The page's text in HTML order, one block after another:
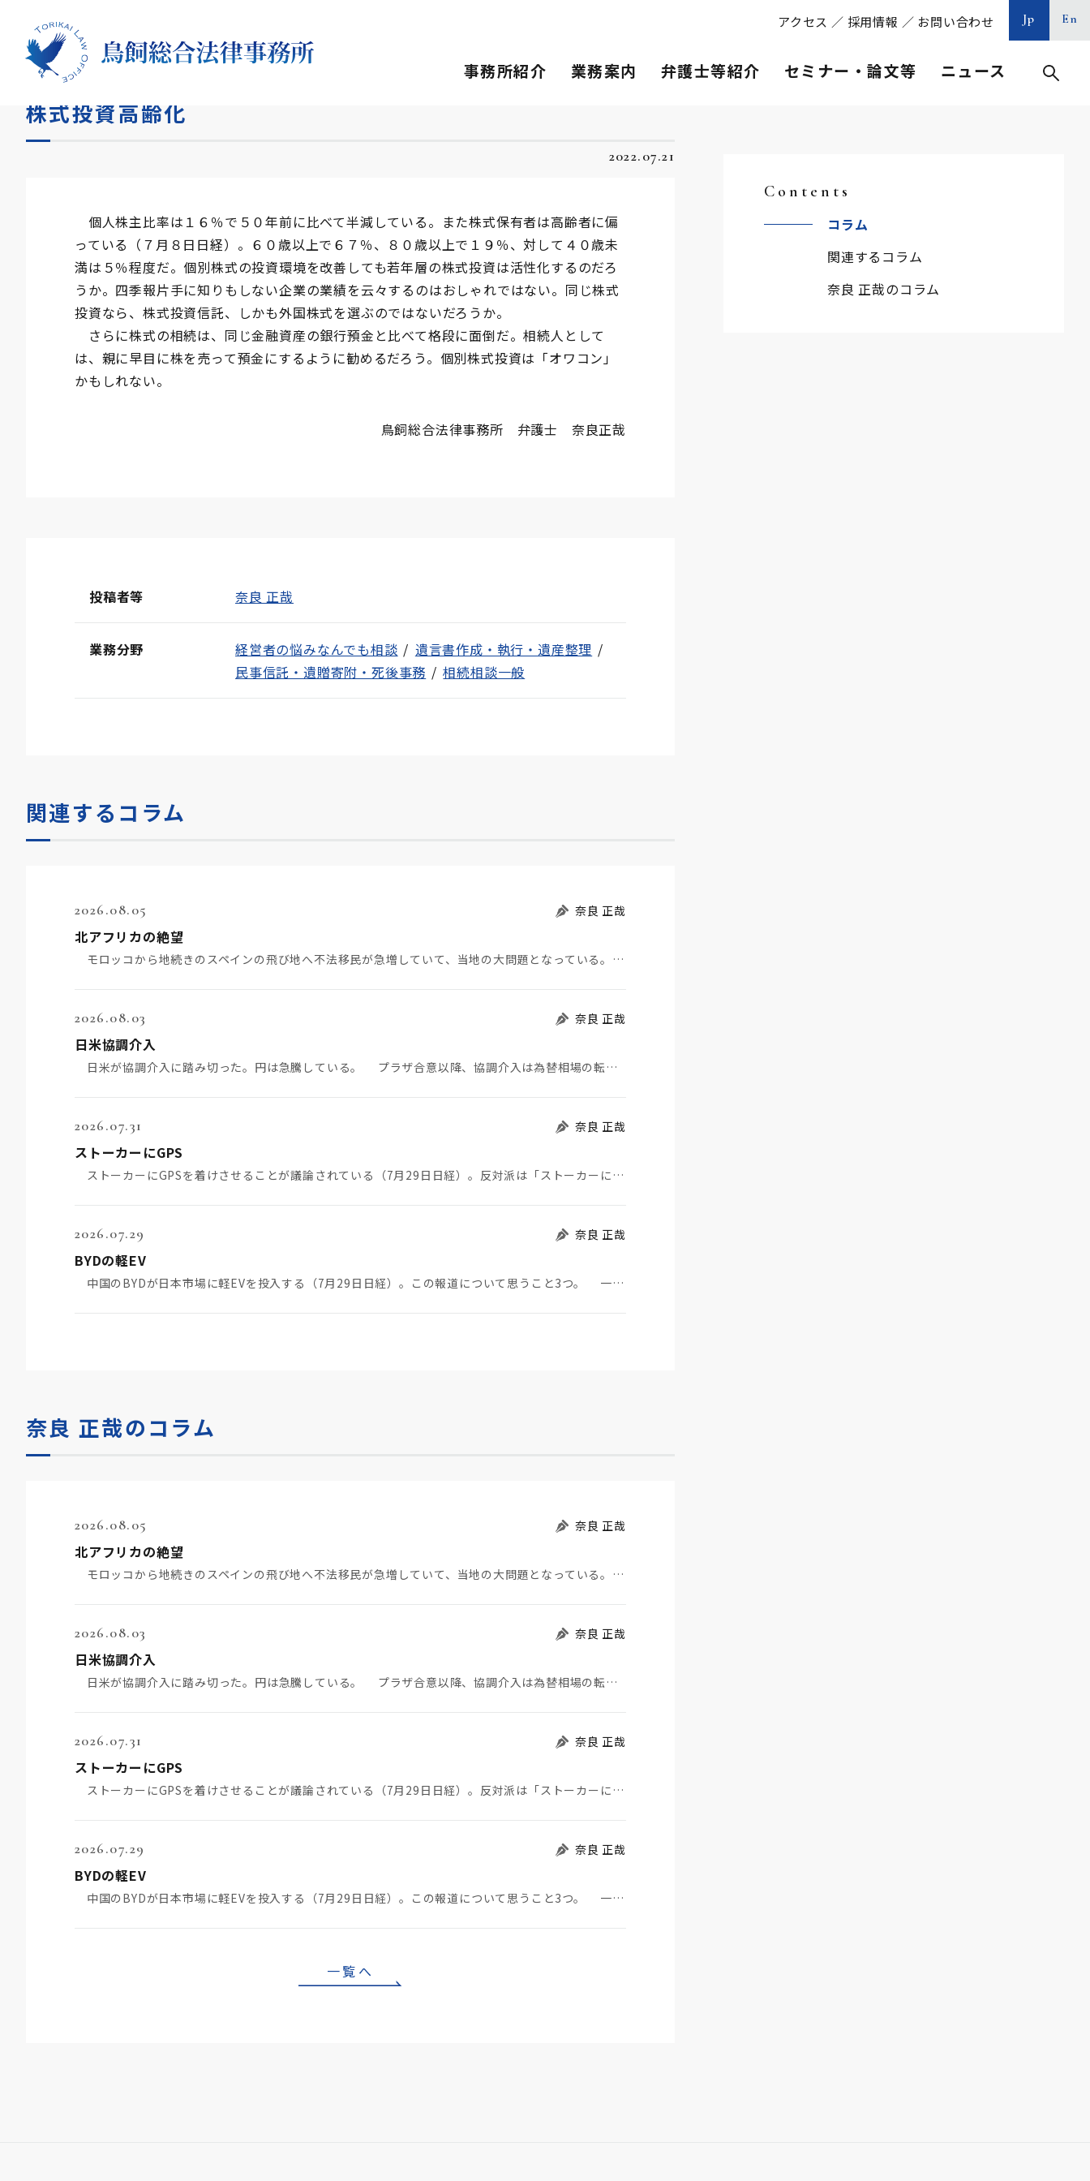
アクセス ／ 採用情報 ／ お問い合わせ Jp En
事務所紹介 業務案内 弁護士等紹介 セミナー・論文等 ニュース
HOME
株式投資高齢化
2022.07.21
個人株主比率は１６％で５０年前に比べて半減している。また株式保有者は高齢者に偏
っている（７月８日日経）。６０歳以上で６７％、８０歳以上で１９％、対して４０歳未
満は５％程度だ。個別株式の投資環境を改善しても若年層の株式投資は活性化するのだろ
うか。四季報片手に知りもしない企業の業績を云々するのはおしゃれではない。同じ株式
投資なら、株式投資信託、しかも外国株式を選ぶのではないだろうか。
さらに株式の相続は、同じ金融資産の銀行預金と比べて格段に面倒だ。相続人として
は、親に早目に株を売って預金にするように勧めるだろう。個別株式投資は「オワコン」
かもしれない。
鳥飼総合法律事務所 弁護士 奈良正哉
投稿者等 奈良 正哉
業務分野 経営者の悩みなんでも相談
遺言書作成・執行・遺産整理
民事信託・遺贈寄附・死後事務
相続相談一般
関連するコラム
2026.08.05 奈良 正哉
北アフリカの絶望
モロッコから地続きのスペインの飛び地へ不法移民が急増していて、当地の大問題となっている。「海を泳い…
2026.08.03 奈良 正哉
日米協調介入
日米が協調介入に踏み切った。円は急騰している。 プラザ合意以降、協調介入は為替相場の転機になって…
2026.07.31 奈良 正哉
ストーカーにGPS
ストーカーにGPSを着けさせることが議論されている（7月29日日経）。反対派は「ストーカーにも人権…
2026.07.29 奈良 正哉
BYDの軽EV
中国のBYDが日本市場に軽EVを投入する（7月29日日経）。この報道について思うこと3つ。 一つ…
奈良 正哉のコラム
2026.08.05 奈良 正哉
北アフリカの絶望
モロッコから地続きのスペインの飛び地へ不法移民が急増していて、当地の大問題となっている。「海を泳い…
2026.08.03 奈良 正哉
日米協調介入
日米が協調介入に踏み切った。円は急騰している。 プラザ合意以降、協調介入は為替相場の転機になって…
2026.07.31 奈良 正哉
ストーカーにGPS
ストーカーにGPSを着けさせることが議論されている（7月29日日経）。反対派は「ストーカーにも人権…
2026.07.29 奈良 正哉
BYDの軽EV
中国のBYDが日本市場に軽EVを投入する（7月29日日経）。この報道について思うこと3つ。 一つ…
一覧へ
Contents
コラム
関連するコラム
奈良 正哉のコラム